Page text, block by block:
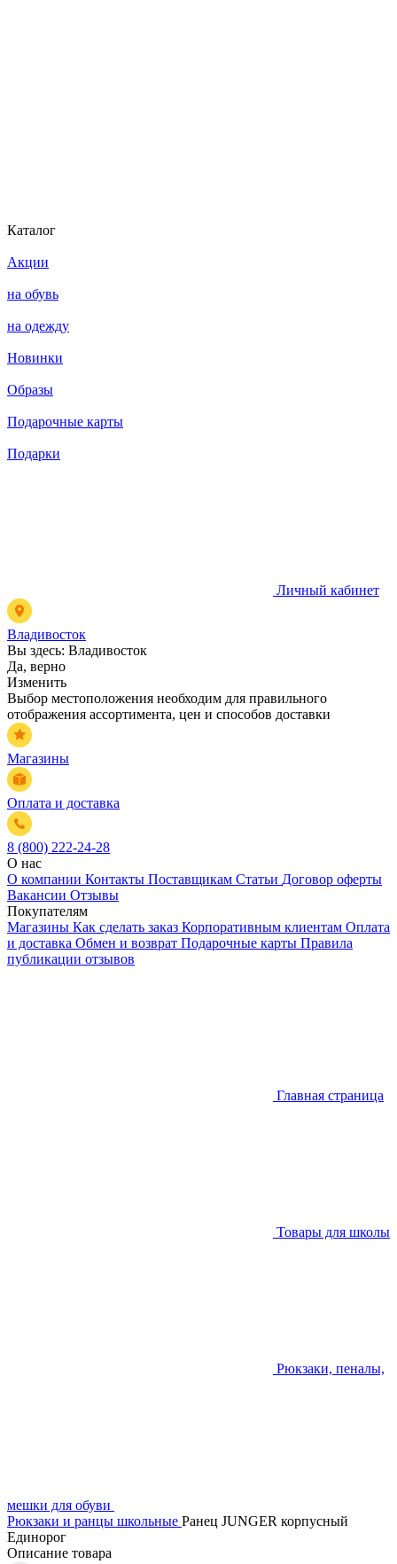
Каталог
Акции
на обувь
на одежду
Новинки
Образы
Подарочные карты
Подарки
Личный кабинет
Владивосток
Вы здесь: Владивосток
Да, верно
Изменить
Выбор местоположения необходим для правильного
отображения ассортимента, цен и способов доставки
Магазины
Оплата и доставка
8 (800) 222-24-28
О нас
О компании Контакты Поставщикам Статьи Договор оферты
Вакансии Отзывы
Покупателям
Магазины Как сделать заказ Корпоративным клиентам Оплата
и доставка Обмен и возврат Подарочные карты Правила
публикации отзывов
Главная страница
Товары для школы
Рюкзаки, пеналы,
мешки для обуви
Рюкзаки и ранцы школьные Ранец JUNGER корпусный
Единорог
Описание товара